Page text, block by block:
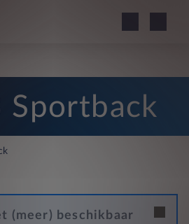
Sportback
(meer) beschikbaar